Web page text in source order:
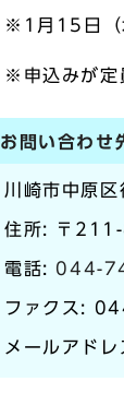
※1月15日（
※申込みが定
お問い合わせ
川崎市中原
住所: 〒
電話: 044-
ファクス:
メールアド